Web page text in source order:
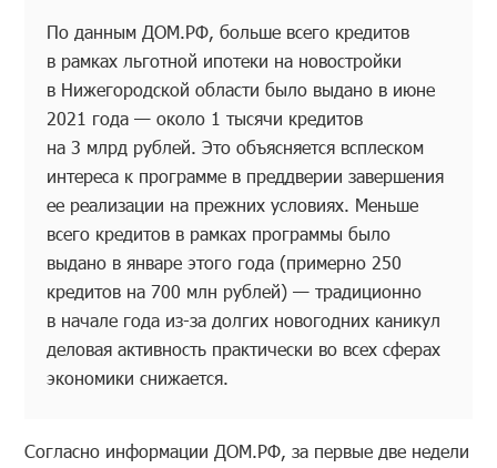
По данным ДОМ.РФ, больше всего кредитов
в рамках льготной ипотеки на новостройки
в Нижегородской области было выдано в июне
2021 года — около 1 тысячи кредитов
на 3 млрд рублей. Это объясняется всплеском
интереса к программе в преддверии завершения
ее реализации на прежних условиях. Меньше
всего кредитов в рамках программы было
выдано в январе этого года (примерно 250
кредитов на 700 млн рублей) — традиционно
в начале года из-за долгих новогодних каникул
деловая активность практически во всех сферах
экономики снижается.
Согласно информации ДОМ.РФ, за первые две недели